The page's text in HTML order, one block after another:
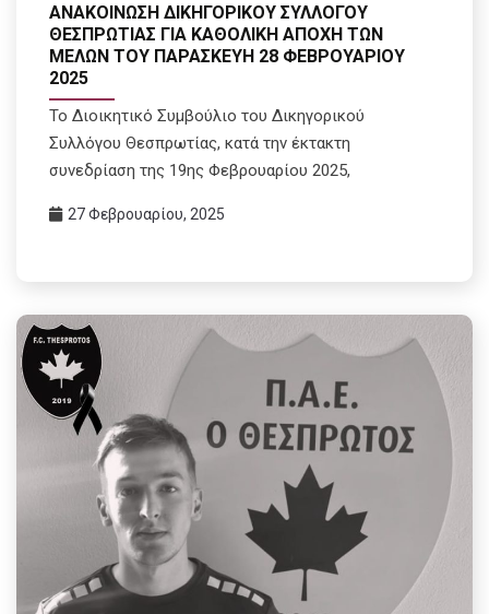
ΑΝΑΚΟΙΝΩΣΗ ΔΙΚΗΓΟΡΙΚΟΥ ΣΥΛΛΟΓΟΥ
ΘΕΣΠΡΩΤΙΑΣ ΓΙΑ ΚΑΘΟΛΙΚΗ ΑΠΟΧΗ ΤΩΝ
ΜΕΛΩΝ ΤΟΥ ΠΑΡΑΣΚΕΥΗ 28 ΦΕΒΡΟΥΑΡΙΟΥ
2025
Το Διοικητικό Συμβούλιο του Δικηγορικού
Συλλόγου Θεσπρωτίας, κατά την έκτακτη
συνεδρίαση της 19ης Φεβρουαρίου 2025,
27 Φεβρουαρίου, 2025